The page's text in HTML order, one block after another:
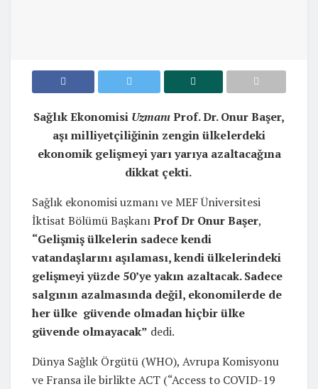
Sağlık Ekonomisi UzmanıProf. Dr. Onur Başer,
aşı milliyetçiliğinin zengin ülkelerdeki
ekonomik gelişmeyi yarı yarıya azaltacağına
dikkat çekti.
Sağlık ekonomisi uzmanı ve MEF Üniversitesi
İktisat Bölümü BaşkanıProf Dr Onur Başer,
“Gelişmiş ülkelerin sadece kendi
vatandaşlarını aşılaması, kendi ülkelerindeki
gelişmeyi yüzde 50’ye yakın azaltacak. Sadece
salgının azalmasında değil, ekonomilerde de
her ülke güvende olmadan hiçbir ülke
güvende olmayacak” dedi.
Dünya Sağlık Örgütü (WHO), Avrupa Komisyonu
ve Fransa ile birlikte ACT (“Access to COVID-19